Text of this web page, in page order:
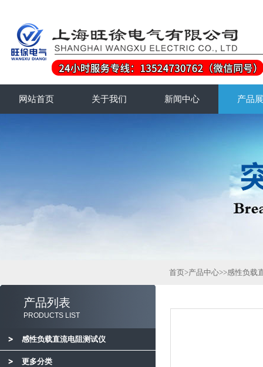
网站首页 关于我们 新闻中心 产品
产品列表
PRODUCTS LIST
感性负载直流电阻测试仪
更多分类
首页>产品中心>>感性负载